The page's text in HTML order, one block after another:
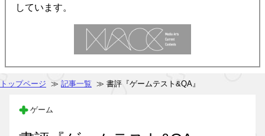
しています。
トップページ ≫ 記事一覧 ≫ 書評『ゲームテスト&QA』
ゲーム